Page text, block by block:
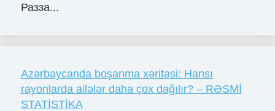
Разза...
Azərbaycanda boşanma xəritəsi: Hansı
rayonlarda ailələr daha çox dağılır? – RƏSMİ
STATİSTİKA